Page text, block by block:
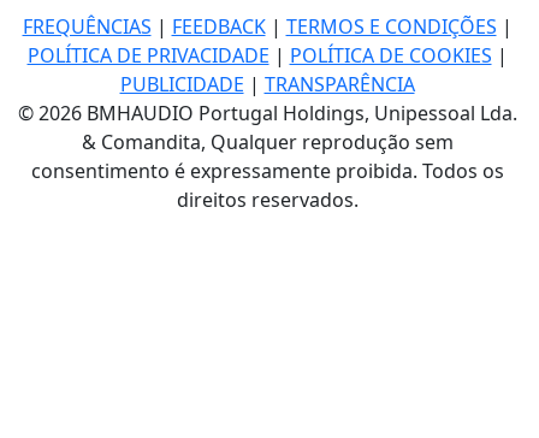
FREQUÊNCIAS | FEEDBACK| TERMOS E CONDIÇÕES |
POLÍTICA DE PRIVACIDADE | POLÍTICA DE COOKIES |
PUBLICIDADE | TRANSPARÊNCIA
© 2026 BMHAUDIO Portugal Holdings, Unipessoal Lda.
& Comandita, Qualquer reprodução sem
consentimento é expressamente proibida. Todos os
direitos reservados.